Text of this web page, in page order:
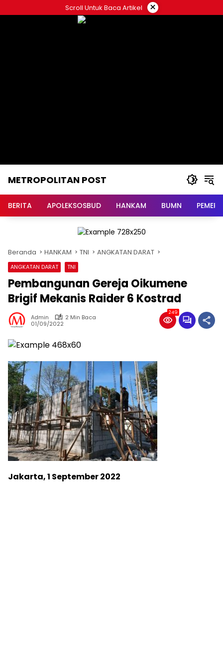
ke
Scroll Untuk Baca Artikel ×
METROPOLITAN POST
BERITA APOLEKSOSBUD HANKAM BUMN
Beranda HANKAM TNI ANGKATAN DARAT
ANGKATAN DARAT TNI
Pembangunan Gereja Oikumene
Brigif Mekanis Raider 6 Kostrad
Admin
2 Min Baca
01/09/2022
249
Jakarta, 1 September 2022